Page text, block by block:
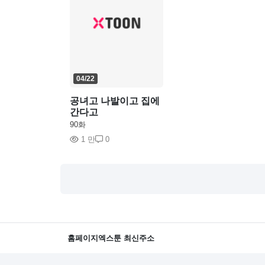
04/22
공녀고 나발이고 집에
간다고
90화
1 만
0
홈페이지 엑스툰 최신주소